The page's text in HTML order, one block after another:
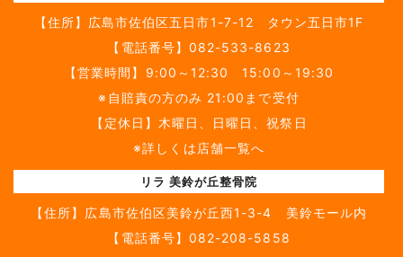
【住所】 広島市佐伯区五日市1-7-12 タウン五日市1F
【電話番号】 082-533-8623
【営業時間】9:00～12:30 15:00～19:30
※自賠責の方のみ 21:00まで受付
【定休日】木曜日、日曜日、祝祭日
※詳しくは店舗一覧へ
リラ 美鈴が丘整骨院
【住所】 広島市佐伯区美鈴が丘西1-3-4 美鈴モール内
【電話番号】 082-208-5858